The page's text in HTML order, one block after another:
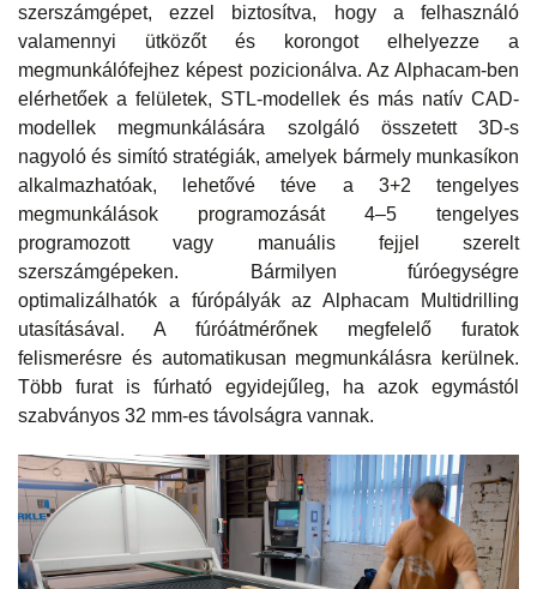
szerszámgépet, ezzel biztosítva, hogy a felhasználó
valamennyi ütközőt és korongot elhelyezze a
megmunkálófejhez képest pozicionálva. Az Alphacam-ben
elérhetőek a felületek, STL-modellek és más natív CAD-
modellek megmunkálására szolgáló összetett 3D-s
nagyoló és simító stratégiák, amelyek bármely munkasíkon
alkalmazhatóak, lehetővé téve a 3+2 tengelyes
megmunkálások programozását 4–5 tengelyes
programozott vagy manuális fejjel szerelt
szerszámgépeken. Bármilyen fúróegységre
optimalizálhatók a fúrópályák az Alphacam Multidrilling
utasításával. A fúróátmérőnek megfelelő furatok
felismerésre és automatikusan megmunkálásra kerülnek.
Több furat is fúrható egyidejűleg, ha azok egymástól
szabványos 32 mm-es távolságra vannak.